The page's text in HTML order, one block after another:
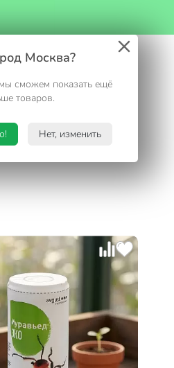
Москва?
сможем показать ещё
товаров.
Нет, изменить
Корзина
ТУРИЗМ. ОТДЫХ НА ДАЧЕ